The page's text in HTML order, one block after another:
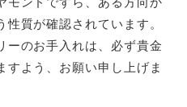
質が確認されています。
ーのお手入れは、必ず貴金
すよう、お願い申し上げま